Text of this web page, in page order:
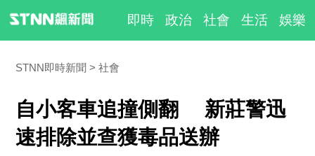
即時 政治 社會 生活 娛樂
STNN即時新聞 社會
自小客車追撞側翻 新莊警迅
速排除並查獲毒品送辦